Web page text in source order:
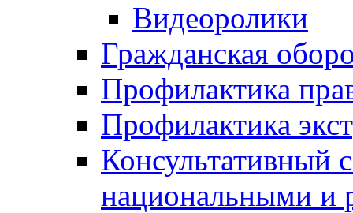
Видеоролики
Гражданская
Профилактика
Профилактика
Консультативный
национальными и